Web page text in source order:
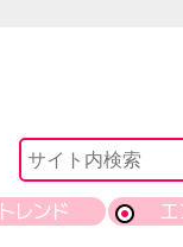
トレンド